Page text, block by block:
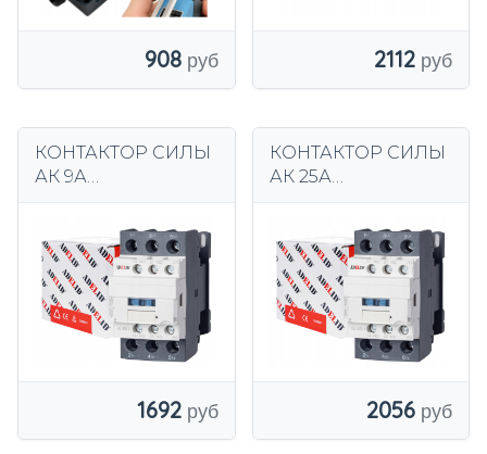
908 2112
КОНТАКТОР СИЛЫ
АК 9А
С КАТУШКОЙ 230В
АК 3П 1НО 1НК
1692
КОНТАКТОР СИЛЫ
АК 25А
С КАТУШКОЙ 230В
АК 3П 1З 1Р
2056